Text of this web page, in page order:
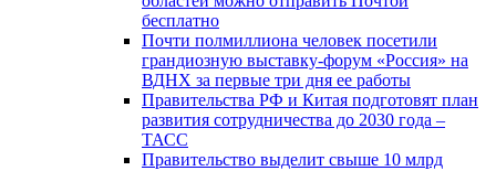
бесплатно
Почти полмиллиона человек посетили
грандиозную выставку-форум «Россия» на
ВДНХ за первые три дня ее работы
Правительства РФ и Китая подготовят план
развития сотрудничества до 2030 года –
ТАСС
Правительство выделит свыше 10 млрд